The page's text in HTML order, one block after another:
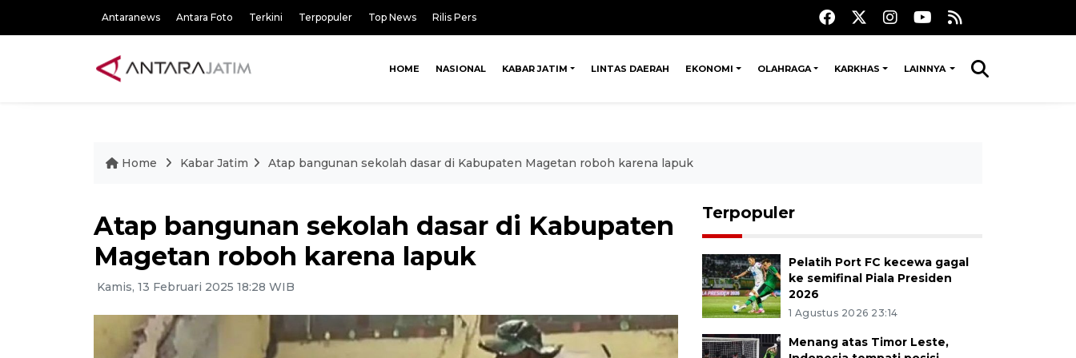
Antaranews Antara Foto Terkini Terpopuler Top News Rilis Pers
HOME NASIONAL KABAR JATIM LINTAS DAERAH EKONOMI OLAHRAGA KARKHAS LAINNYA
Home Kabar Jatim Atap bangunan sekolah dasar di Kabupaten Magetan roboh karena lapuk
Atap bangunan sekolah dasar di Kabupaten
Magetan roboh karena lapuk
Kamis, 13 Februari 2025 18:28 WIB
Terpopuler
Pelatih Port FC kecewa gagal
ke semifinal Piala Presiden
2026
1 Agustus 2026 23:14
Menang atas Timor Leste,